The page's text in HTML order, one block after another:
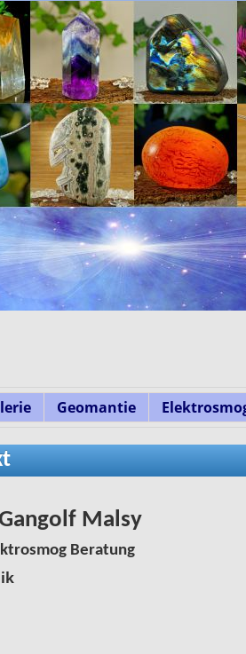
Geomantie
Gangolf Malsy
Beratung